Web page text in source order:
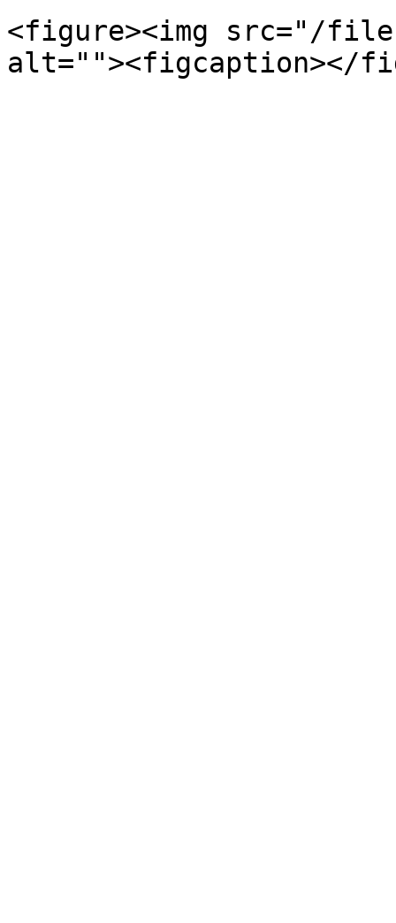
<figure><img src="/